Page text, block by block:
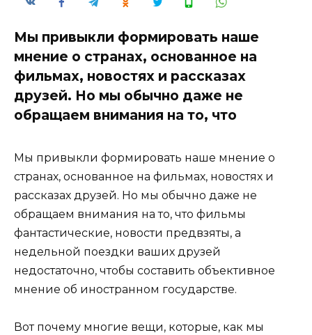
Мы привыкли формировать наше
мнение о странах, основанное на
фильмах, новостях и рассказах
друзей. Но мы обычно даже не
обращаем внимания на то, что
Мы привыкли формировать наше мнение о
странах, основанное на фильмах, новостях и
рассказах друзей. Но мы обычно даже не
обращаем внимания на то, что фильмы
фантастические, новости предвзяты, а
недельной поездки ваших друзей
недостаточно, чтобы составить объективное
мнение об иностранном государстве.
Вот почему многие вещи, которые, как мы